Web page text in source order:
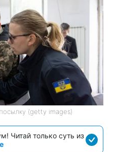
(getty images)
Читай только суть из